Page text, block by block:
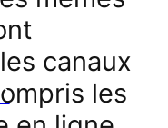
canaux
les